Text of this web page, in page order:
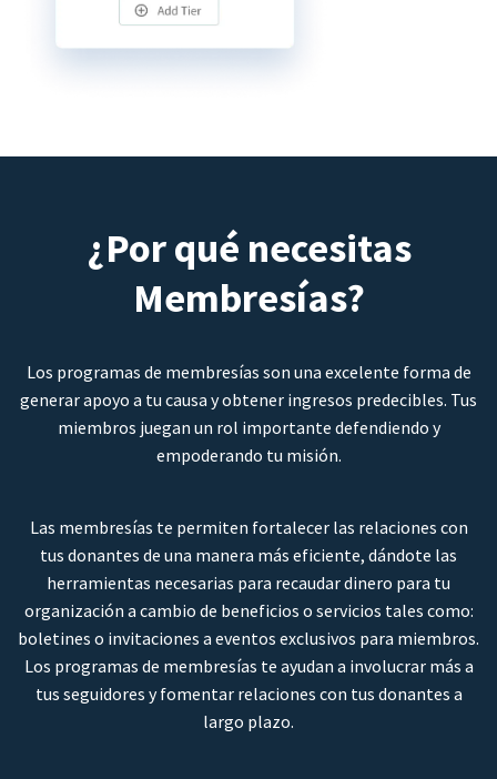
¿Por qué necesitas
Membresías?
Los programas de membresías son una excelente forma de
generar apoyo a tu causa y obtener ingresos predecibles. Tus
miembros juegan un rol importante defendiendo y
empoderando tu misión.
Las membresías te permiten fortalecer las relaciones con
tus donantes de una manera más eficiente, dándote las
herramientas necesarias para recaudar dinero para tu
organización a cambio de beneficios o servicios tales como:
boletines o invitaciones a eventos exclusivos para miembros.
Los programas de membresías te ayudan a involucrar más a
tus seguidores y fomentar relaciones con tus donantes a
largo plazo.